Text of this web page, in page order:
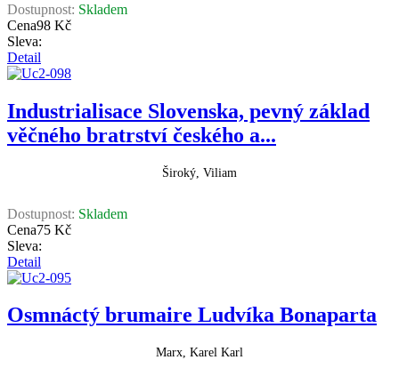
Dostupnost: Skladem
Cena98 Kč
Sleva:
Detail
Industrialisace Slovenska, pevný základ
věčného bratrství českého a...
Široký, Viliam
Dostupnost: Skladem
Cena75 Kč
Sleva:
Detail
Osmnáctý brumaire Ludvíka Bonaparta
Marx, Karel Karl